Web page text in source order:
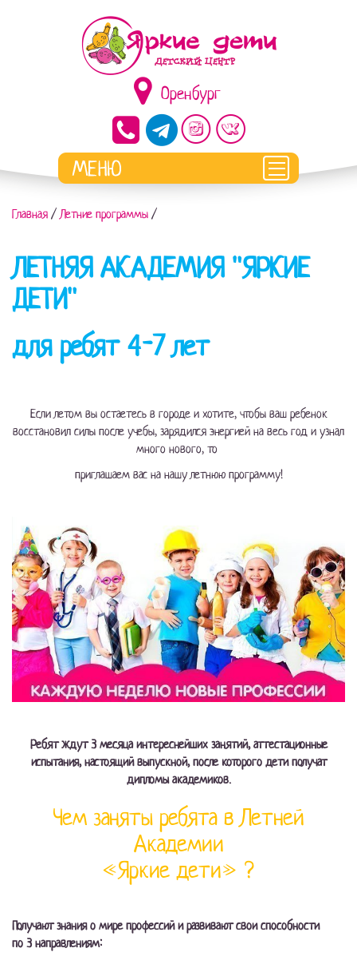
Оренбург
Главная /Летние программы /
ЛЕТНЯЯ АКАДЕМИЯ "ЯРКИЕ
ДЕТИ"
для ребят 4-7 лет
Если летом вы остаетесь в городе и хотите, чтобы ваш ребенок
восстановил силы после учебы, зарядился энергией на весь год и узнал
много нового, то
приглашаем вас на нашу летнюю программу!
Ребят ждут 3 месяца интереснейших занятий, аттестационные
испытания, настоящий выпускной, после которого дети получат
дипломы академиков.
Чем заняты ребята в Летней
Академии
«Яркие дети» ?
Получают знания о мире профессий и развивают свои способности
по 3 направлениям: